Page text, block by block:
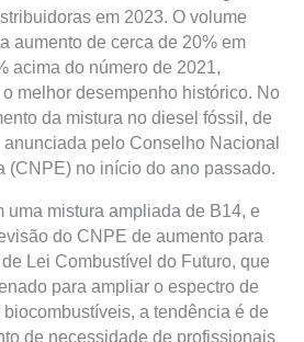
em 2023. O volume
aumento de cerca de 20% em
acima do número de 2021,
melhor desempenho histórico. No
da mistura no diesel fóssil, de
pelo Conselho Nacional
(CNPE) no início do ano passado.
uma mistura ampliada de B14, e
do CNPE de aumento para
Lei Combustível do Futuro, que
para ampliar o espectro de
a tendência é de
de necessidade de profissionais